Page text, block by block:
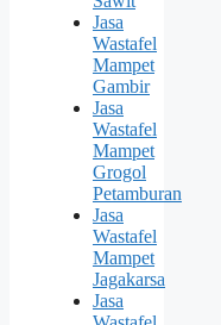
Jasa
Wastafel
Mampet
Gambir
Jasa
Wastafel
Mampet
Grogol
Petamburan
Jasa
Wastafel
Mampet
Jagakarsa
Jasa